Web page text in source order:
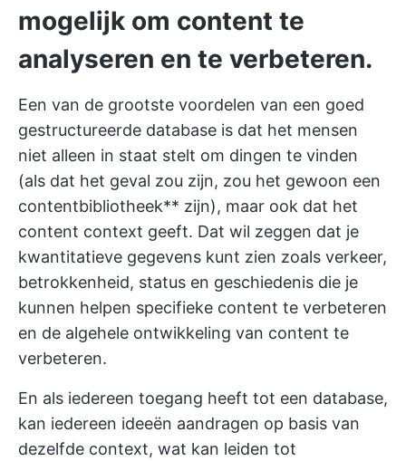
mogelijk om content te
analyseren en te verbeteren.
Een van de grootste voordelen van een goed
gestructureerde database is dat het mensen
niet alleen in staat stelt om dingen te vinden
(als dat het geval zou zijn, zou het gewoon een
contentbibliotheek** zijn), maar ook dat het
content context geeft. Dat wil zeggen dat je
kwantitatieve gegevens kunt zien zoals verkeer,
betrokkenheid, status en geschiedenis die je
kunnen helpen specifieke content te verbeteren
en de algehele ontwikkeling van content te
verbeteren.
En als iedereen toegang heeft tot een database,
kan iedereen ideeën aandragen op basis van
dezelfde context, wat kan leiden tot